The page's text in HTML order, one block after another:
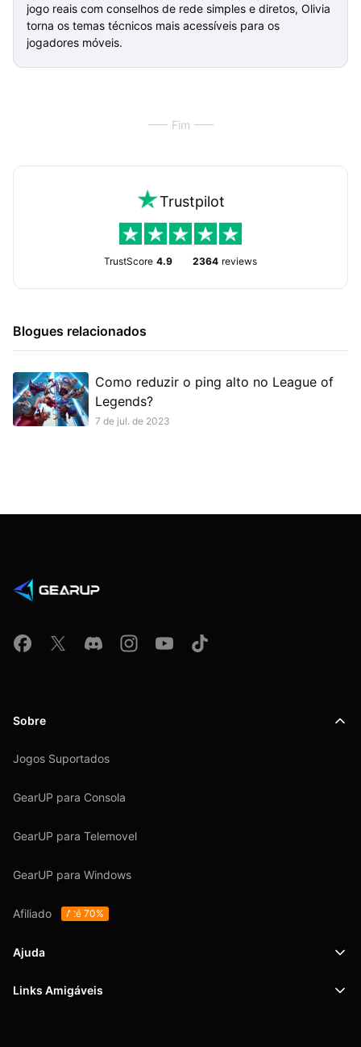
jogo reais com conselhos de rede simples e diretos, Olivia
torna os temas técnicos mais acessíveis para os
jogadores móveis.
Fim
Trustpilot
TrustScore 4.9 2364 reviews
Blogues relacionados
Como reduzir o ping alto no League of
Legends?
7 de jul. de 2023
Sobre
Jogos Suportados
GearUP para Consola
GearUP para Telemovel
GearUP para Windows
Afiliado Até 70%
Ajuda
Suporte
Links Amigáveis